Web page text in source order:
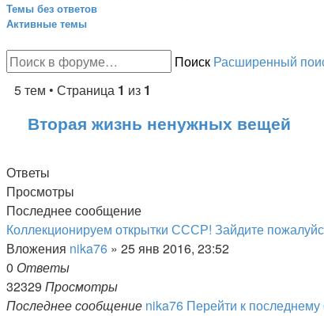
Темы без ответов
Активные темы
Поиск Расширенный
5 тем • Страница 1 из 1
Вторая жизнь ненужных вещей
Ответы
Просмотры
Последнее сообщение
Коллекционируем открытки СССР! Зайдите
Вложения nika76 » 25 янв 2016, 23:52
0 Ответы
32329 Просмотры
Последнее сообщение nika76 Перейти к